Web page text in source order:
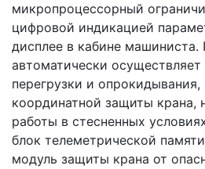
микропроцессорный
цифровой индикацией
дисплее в кабине машиниста.
автоматически
перегрузки и
координатной защиты крана,
работы в стесненных
блок телеметрической
модуль защиты крана от